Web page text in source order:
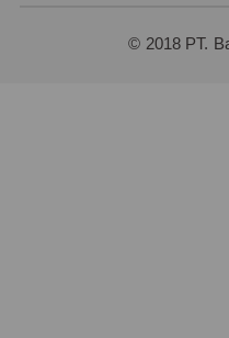
© 2018 PT.